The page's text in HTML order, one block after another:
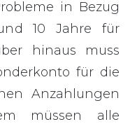
in Bezug
10 Jahre für
hinaus muss
für die
Anzahlungen
müssen alle